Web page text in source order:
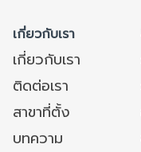
เกี่ยวกับเรา
เกี่ยวกับเรา
ติดต่อเรา
สาขาที่ตั้ง
บทความ